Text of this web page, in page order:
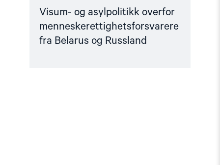
Visum- og asylpolitikk overfor
menneskerettighetsforsvarere
fra Belarus og Russland